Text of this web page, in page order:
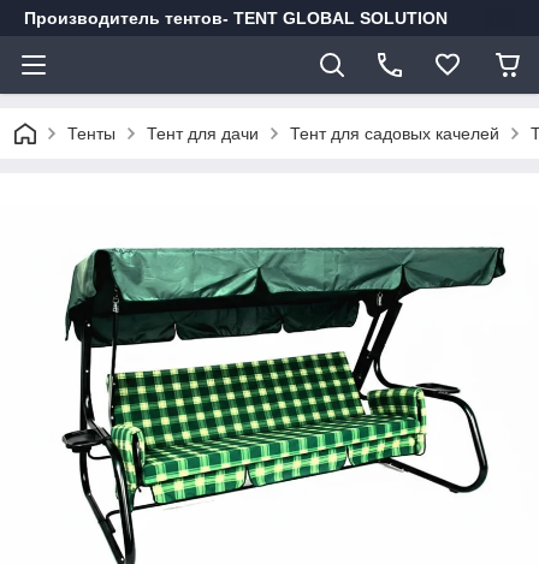
Производитель тентов- TENT GLOBAL SOLUTION
Тенты Тент для дачи Тент для садовых качелей